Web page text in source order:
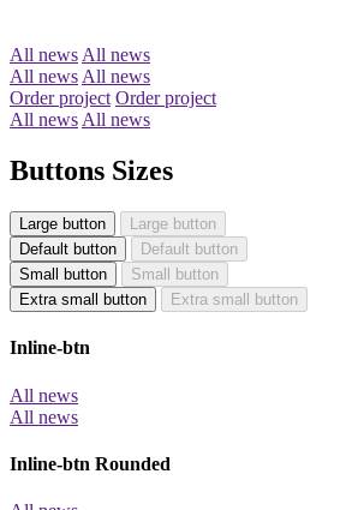
All news All news
All news All news
Order project Order project
All news All news
Buttons Sizes
Large button
Large button
Default button
Default button
Small button
Small button
Extra small button
Extra small button
Inline-btn
All news
All news
Inline-btn Rounded